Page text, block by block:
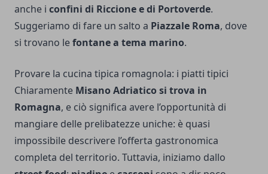
anche i confini di Riccione e di Portoverde.
Suggeriamo di fare un salto a Piazzale Roma, dove
si trovano lefontane a tema marino.
Provare la cucina tipica romagnola: i piatti tipici
Chiaramente Misano Adriatico si trova in
Romagna, e ciò significa avere l’opportunità di
mangiare delle prelibatezze uniche: è quasi
impossibile descrivere l’offerta gastronomica
completa del territorio. Tuttavia, iniziamo dallo